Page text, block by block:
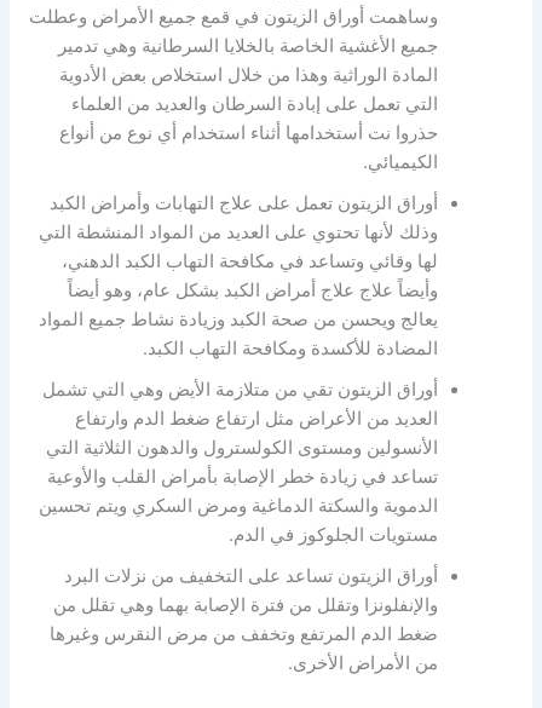
وساهمت أوراق الزيتون في قمع جميع الأمراض وعطلت
جميع الأغشية الخاصة بالخلايا السرطانية وهي تدمير
المادة الوراثية وهذا من خلال استخلاص بعض الأدوية
التي تعمل على إبادة السرطان والعديد من العلماء
حذروا نت أستخدامها أثناء استخدام أي نوع من أنواع
الكيميائي.
أوراق الزيتون تعمل على علاج التهابات وأمراض الكبد
وذلك لأنها تحتوي على العديد من المواد المنشطة التي
لها وقائي وتساعد في مكافحة التهاب الكبد الدهني،
وأيضاً علاج علاج أمراض الكبد بشكل عام، وهو أيضاً
يعالج ويحسن من صحة الكبد وزيادة نشاط جميع المواد
المضادة للأكسدة ومكافحة التهاب الكبد.
أوراق الزيتون تقي من متلازمة الأيض وهي التي تشمل
العديد من الأعراض مثل ارتفاع ضغط الدم وارتفاع
الأنسولين ومستوى الكولسترول والدهون الثلاثية التي
تساعد في زيادة خطر الإصابة بأمراض القلب والأوعية
الدموية والسكتة الدماغية ومرض السكري ويتم تحسين
مستويات الجلوكوز في الدم.
أوراق الزيتون تساعد على التخفيف من نزلات البرد
والإنفلونزا وتقلل من فترة الإصابة بهما وهي تقلل من
ضغط الدم المرتفع وتخفف من مرض النقرس وغيرها
من الأمراض الأخرى.